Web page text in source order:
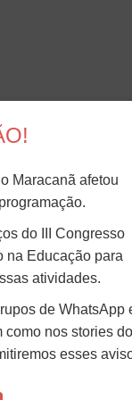
Maracanã afetou
do III Congresso
na Educação para
atividades.
de WhatsApp
como nos stories do
esses